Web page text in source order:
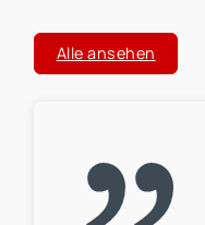
Alle ansehen